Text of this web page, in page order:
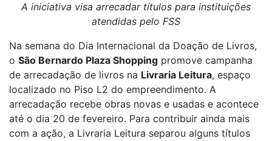
A iniciativa visa arrecadar títulos para instituições
atendidas pelo FSS
Na semana do Dia Internacional da Doação de Livros,
o São Bernardo Plaza Shopping promove campanha
de arrecadação de livros na Livraria Leitura, espaço
localizado no Piso L2 do empreendimento. A
arrecadação recebe obras novas e usadas e acontece
até o dia 20 de fevereiro. Para contribuir ainda mais
com a ação, a Livraria Leitura separou alguns títulos